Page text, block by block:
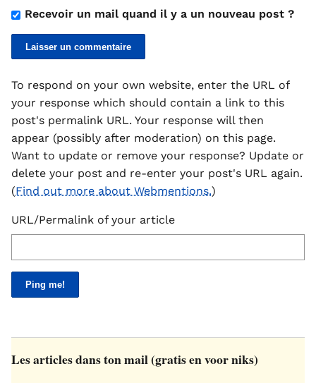
Recevoir un mail quand il y a un nouveau post ?
To respond on your own website, enter the URL of
your response which should contain a link to this
post's permalink URL. Your response will then
appear (possibly after moderation) on this page.
Want to update or remove your response? Update or
delete your post and re-enter your post's URL again.
(Find out more about Webmentions.)
URL/Permalink of your article
Les articles dans ton mail (gratis en voor niks)